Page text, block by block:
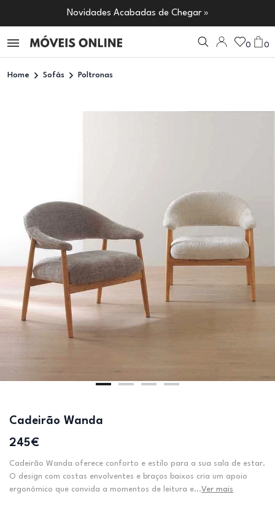
Novidades Acabadas de Chegar »
0 0
Home Sofás Poltronas
Cadeirão Wanda
245€
Cadeirão Wanda oferece conforto e estilo para a sua sala de estar.
O design com costas envolventes e braços baixos cria um apoio
ergonómico que convida a momentos de leitura e...Ver mais